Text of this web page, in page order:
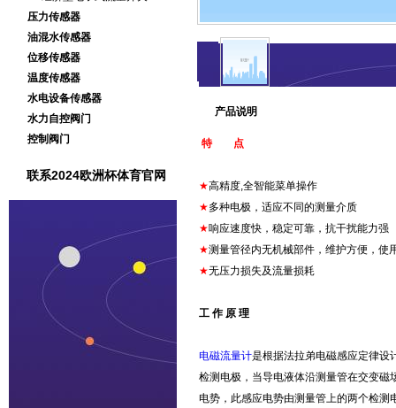
压力传感器
油混水传感器
位移传感器
温度传感器
水电设备传感器
水力自控阀门
控制阀门
联系2024欧洲杯体育官网
产品说明
特 点
★高精度,全智能菜单操作
★多种电极，适应不同的测量介质
★响应速度快，稳定可靠，抗干扰能力强
★测量管径内无机械部件，维护方便，使
★无压力损失及流量损耗
工 作 原 理
电磁流量计是根据法拉弟电磁感应定律设
检测电极，当导电液体沿测量管在交变
电势，此感应电势由测量管上的两个检